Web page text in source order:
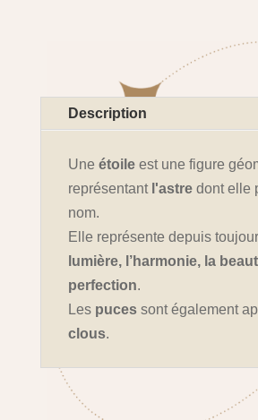
Description
Une étoileest une figure
représentant l'astredont elle
nom.
Elle représente depuis
lumière, l’harmonie, la
perfection.
Les pucessont également
clous.